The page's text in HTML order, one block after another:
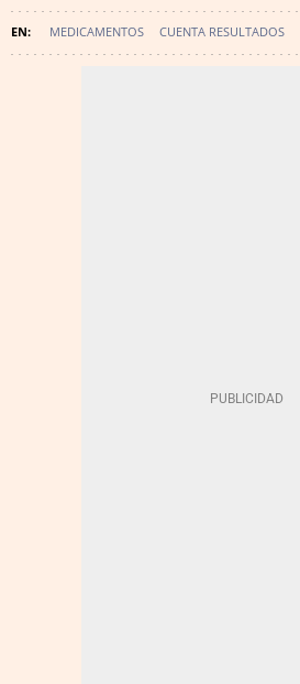
MEDICAMENTOS CUENTA RESULTADOS